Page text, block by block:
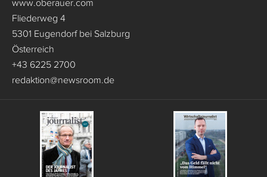
www.oberauer.com
Fliederweg 4
5301 Eugendorf bei Salzburg
Österreich
+43 6225 2700
redaktion@newsroom.de